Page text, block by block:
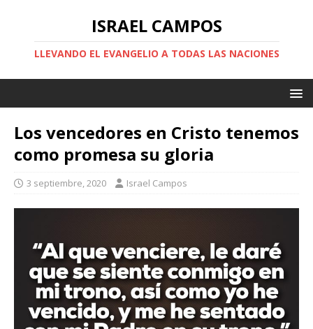
ISRAEL CAMPOS
LLEVANDO EL EVANGELIO A TODAS LAS NACIONES
Los vencedores en Cristo tenemos
como promesa su gloria
3 septiembre, 2020 Israel Campos